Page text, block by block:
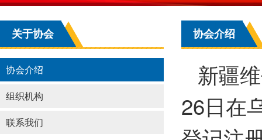
关于协会
协会介绍
组织机构
联系我们
协会介绍
新疆
26日在